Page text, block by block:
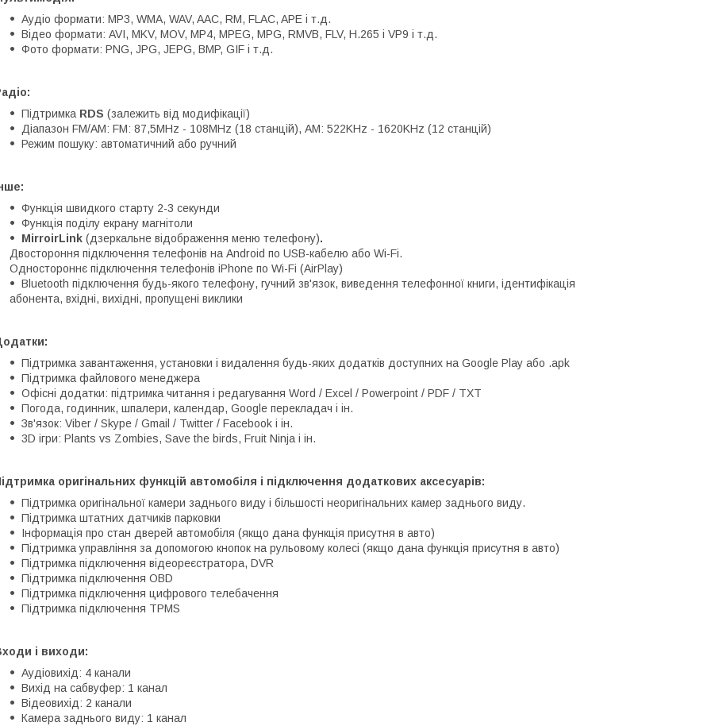
Аудіо формати: MP3, WMA, WAV, AAC, RM, FLAC, APE і т.д.
Відео формати: AVI, MKV, MOV, MP4, MPEG, MPG, RMVB, FLV, H.265 і VP9 і т.д.
Фото формати: PNG, JPG, JEPG, BMP, GIF і т.д.
Підтримка RDS (залежить від модифікації)
Діапазон FM/AM: FM: 87,5MHz - 108MHz (18 станцій), АМ: 522KHz - 1620KHz (12 станцій)
Режим пошуку: автоматичний або ручний
Функція швидкого старту 2-3 секунди
Функція поділу екрану магнітоли
MirroirLink (дзеркальне відображення меню телефону).
Двостороння підключення телефонів на Android по USB-кабелю або Wi-Fi.
Одностороннє підключення телефонів iPhone по Wi-Fi (AirPlay)
Bluetooth підключення будь-якого телефону, гучний зв'язок, виведення телефонної книги, ідентифікація
абонента, вхідні, вихідні, пропущені виклики
Підтримка завантаження, установки і видалення будь-яких додатків доступних на Google Play або .apk
Підтримка файлового менеджера
Офісні додатки: підтримка читання і редагування Word / Excel / Powerpoint / PDF / TXT
Погода, годинник, шпалери, календар, Google перекладач і ін.
Зв'язок: Viber / Skype / Gmail / Twitter / Facebook і ін.
3D ігри: Plants vs Zombies, Save the birds, Fruit Ninja і ін.
оригінальних функцій автомобіля і підключення додаткових аксесуарів:
Підтримка оригінальної камери заднього виду і більшості неоригінальних камер заднього виду.
Підтримка штатних датчиків парковки
Інформація про стан дверей автомобіля (якщо дана функція присутня в авто)
Підтримка управління за допомогою кнопок на рульовому колесі (якщо дана функція присутня в авто)
Підтримка підключення відеореєстратора, DVR
Підтримка підключення OBD
Підтримка підключення цифрового телебачення
Підтримка підключення TPMS
і виходи:
Аудіовихід: 4 канали
Вихід на сабвуфер: 1 канал
Відеовихід: 2 канали
Камера заднього виду: 1 канал